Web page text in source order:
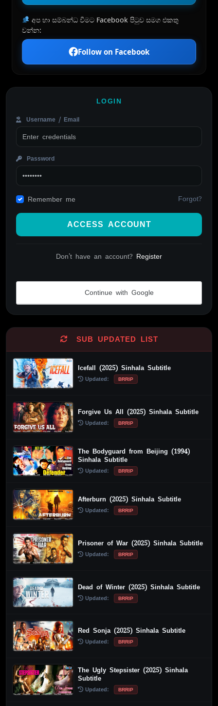
අප හා සම්බන්ධ වීමට Facebook පිටුව සමග එකතු
වන්න:
Follow on Facebook
LOGIN
Username / Email
Password
Remember me Forgot?
ACCESS ACCOUNT
Don't have an account? Register
Continue with Google
SUB UPDATED LIST
Icefall (2025) Sinhala Subtitle
Updated: BRRIP
Forgive Us All (2025) Sinhala Subtitle
Updated: BRRIP
The Bodyguard from Beijing (1994)
Sinhala Subtitle
Updated: BRRIP
Afterburn (2025) Sinhala Subtitle
Updated: BRRIP
Prisoner of War (2025) Sinhala Subtitle
Updated: BRRIP
Dead of Winter (2025) Sinhala Subtitle
Updated: BRRIP
Red Sonja (2025) Sinhala Subtitle
Updated: BRRIP
The Ugly Stepsister (2025) Sinhala
Subtitle
Updated: BRRIP